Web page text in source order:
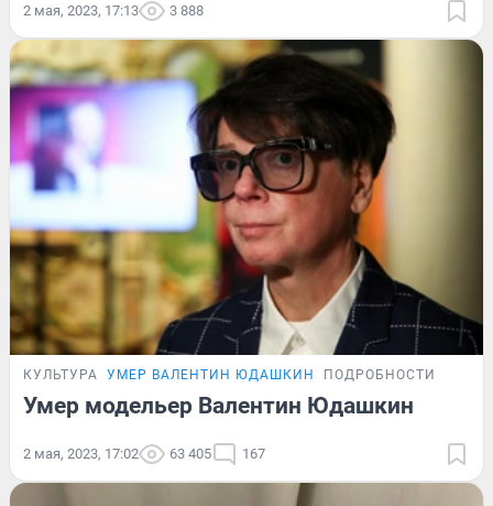
2 мая, 2023, 17:13 3 888
КУЛЬТУРА УМЕР ВАЛЕНТИН ЮДАШКИН ПОДРОБНОСТИ
Умер модельер Валентин Юдашкин
2 мая, 2023, 17:02 63 405 167